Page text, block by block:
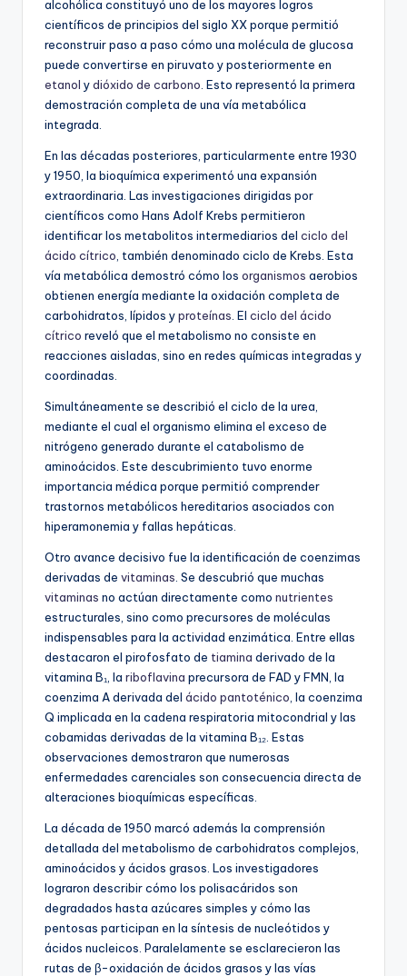
alcohólica constituyó uno de los mayores logros
científicos de principios del siglo XX porque permitió
reconstruir paso a paso cómo una molécula de glucosa
puede convertirse en piruvato y posteriormente en
etanol ydióxido de carbono . Esto representó la primera
demostración completa de una vía metabólica
integrada.
En las décadas posteriores, particularmente entre 1930
y 1950, la bioquímica experimentó una expansión
extraordinaria. Las investigaciones dirigidas por
científicos como Hans Adolf Krebs permitieron
identificar los metabolitos intermediarios del ciclo del
ácido cítrico , también denominado ciclo de Krebs. Esta
vía metabólica demostró cómo los organismos aerobios
obtienen energía mediante la oxidación completa de
carbohidratos, lípidos yproteínas . El ciclo del ácido
cítrico reveló que el metabolismo no consiste en
reacciones aisladas, sino en redes químicas integradas y
coordinadas.
Simultáneamente se describió el ciclo de la urea,
mediante el cual el organismo elimina el exceso de
nitrógeno generado durante el catabolismo de
aminoácidos. Este descubrimiento tuvo enorme
importancia médica porque permitió comprender
trastornos metabólicos hereditarios asociados con
hiperamonemia y fallas hepáticas.
Otro avance decisivo fue la identificación de coenzimas
derivadas de vitaminas . Se descubrió que muchas
vitaminas no actúan directamente como nutrientes
estructurales, sino como precursores de moléculas
indispensables para la actividad enzimática. Entre ellas
destacaron el pirofosfato de tiamina derivado de la
vitamina B₁, la riboflavina precursora de FAD y FMN, la
coenzima A derivada del ácido pantoténico , la coenzima
Q implicada en la cadena respiratoria mitocondrial y las
cobamidas derivadas de la vitamina B₁₂. Estas
observaciones demostraron que numerosas
enfermedades carenciales son consecuencia directa de
alteraciones bioquímicas específicas.
La década de 1950 marcó además la comprensión
detallada del metabolismo de carbohidratos complejos,
aminoácidos y ácidos grasos. Los investigadores
lograron describir cómo los polisacáridos son
degradados hasta azúcares simples y cómo las
pentosas participan en la síntesis de nucleótidos y
ácidos nucleicos. Paralelamente se esclarecieron las
rutas de β-oxidación de ácidos grasos y las vías